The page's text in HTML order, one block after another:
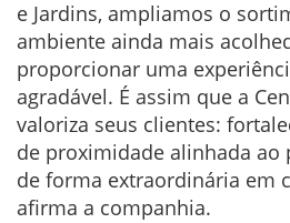
e Jardins, ampliamos o
ambiente ainda mais
proporcionar uma
agradável. É assim que a
valoriza seus clientes:
de proximidade alinhada ao
de forma extraordinária em
afirma a companhia.